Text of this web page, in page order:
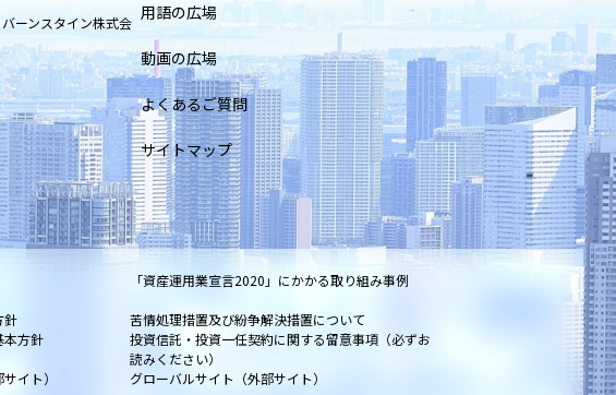
ーンスタイン株式会 用語の広場
動画の広場
よくあるご質問
サイトマップ
「資産運用業宣言2020」にかかる取り組み事例
針
苦情処理措置及び紛争解決措置について
本方針
投資信託・投資一任契約に関する留意事項（必ずお
読みください）
イト） グローバルサイト（外部サイト）